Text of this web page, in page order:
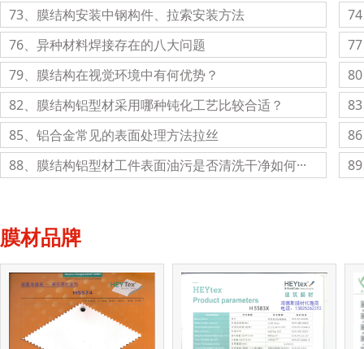
73、膜结构安装中钢构件、拉索安装方法
76、异种材料焊接存在的八大问题
79、膜结构在视觉环境中有何优势？
82、膜结构铝型材采用哪种钝化工艺比较合适？
85、铝合金常见的表面处理方法拉丝
88、膜结构铝型材工件表面油污是否清洗干净如何···
膜材品牌